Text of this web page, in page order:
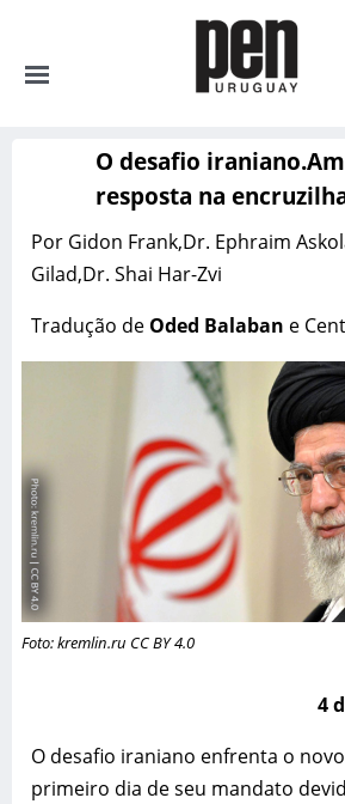
Noticias
Actividades
Opinión
Pen Internacional
Nuevos Libros
Observatorio
Libertad de
expresion
Internacionales
O desafio iraniano.
resposta na
Por Gidon Frank,Dr. Ephraim
Gilad,Dr. Shai Har-Zvi
Tradução de Oded Balaban e
Foto: kremlin.ru CC BY 4.0
4
O desafio iraniano enfrenta o
primeiro dia de seu mandato